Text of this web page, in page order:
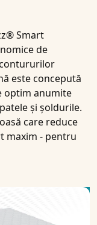
Smart
de
este concepută
optim anumite
și șoldurile.
care reduce
maxim - pentru